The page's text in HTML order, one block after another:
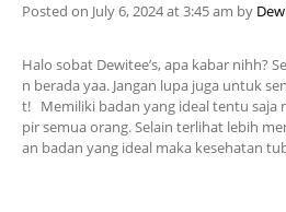
Posted on July 6, 2024at 3:45 am by
Halo sobat Dewitee’s, apa kabar nihh?
n berada yaa. Jangan lupa juga untuk
t! Memiliki badan yang ideal tentu saja
pir semua orang. Selain terlihat lebih
an badan yang ideal maka kesehatan